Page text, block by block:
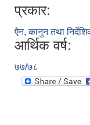
प्रकार:
ऐन, कानुन तथा
आर्थिक वर्ष:
७७/७८